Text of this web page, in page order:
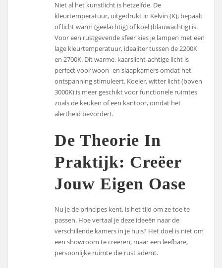
Niet al het kunstlicht is hetzelfde. De
kleurtemperatuur, uitgedrukt in Kelvin (K), bepaalt
of licht warm (geelachtig) of koel (blauwachtig) is.
Voor een rustgevende sfeer kies je lampen met een
lage kleurtemperatuur, idealiter tussen de 2200K
en 2700K. Dit warme, kaarslicht-achtige licht is
perfect voor woon- en slaapkamers omdat het
ontspanning stimuleert. Koeler, witter licht (boven
3000K) is meer geschikt voor functionele ruimtes
zoals de keuken of een kantoor, omdat het
alertheid bevordert.
De Theorie In
Praktijk: Creëer
Jouw Eigen Oase
Nu je de principes kent, is het tijd om ze toe te
passen. Hoe vertaal je deze ideeën naar de
verschillende kamers in je huis? Het doel is niet om
een showroom te creëren, maar een leefbare,
persoonlijke ruimte die rust ademt.